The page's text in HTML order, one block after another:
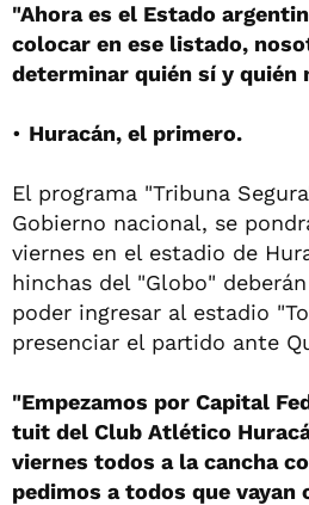
"Ahora es el Estado
colocar en ese listado,
determinar quién sí y quién
• Huracán, el primero.
El programa "Tribuna
Gobierno nacional, se
viernes en el estadio de
hinchas del "Globo"
poder ingresar al estadio
presenciar el partido ante
"Empezamos por Capital
tuit del Club Atlético
viernes todos a la cancha
pedimos a todos que vayan